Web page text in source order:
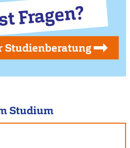
Fragen?
Studienberatung
Studium